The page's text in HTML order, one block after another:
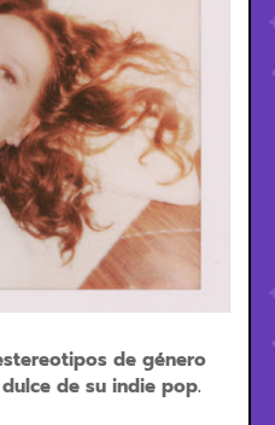
de género
de su indie pop.